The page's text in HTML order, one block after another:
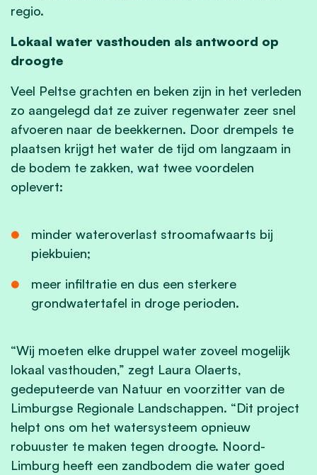
regio.
Lokaal water vasthouden als antwoord op
droogte
Veel Peltse grachten en beken zijn in het verleden
zo aangelegd dat ze zuiver regenwater zeer snel
afvoeren naar de beekkernen. Door drempels te
plaatsen krijgt het water de tijd om langzaam in
de bodem te zakken, wat twee voordelen
oplevert:
minder wateroverlast stroomafwaarts bij
piekbuien;
meer infiltratie en dus een sterkere
grondwatertafel in droge perioden.
“Wij moeten elke druppel water zoveel mogelijk
lokaal vasthouden,” zegt Laura Olaerts,
gedeputeerde van Natuur en voorzitter van de
Limburgse Regionale Landschappen. “Dit project
helpt ons om het watersysteem opnieuw
robuuster te maken tegen droogte. Noord-
Limburg heeft een zandbodem die water goed